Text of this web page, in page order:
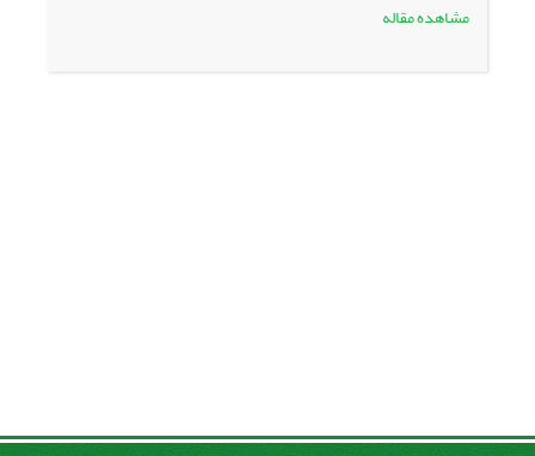
مشاهده مقاله